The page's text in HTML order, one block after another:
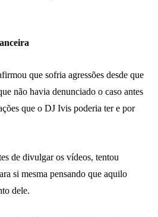
que sofria agressões desde que
não havia denunciado o caso antes
que o DJ Ivis poderia ter e por
de divulgar os vídeos, tentou
si mesma pensando que aquilo
dele.